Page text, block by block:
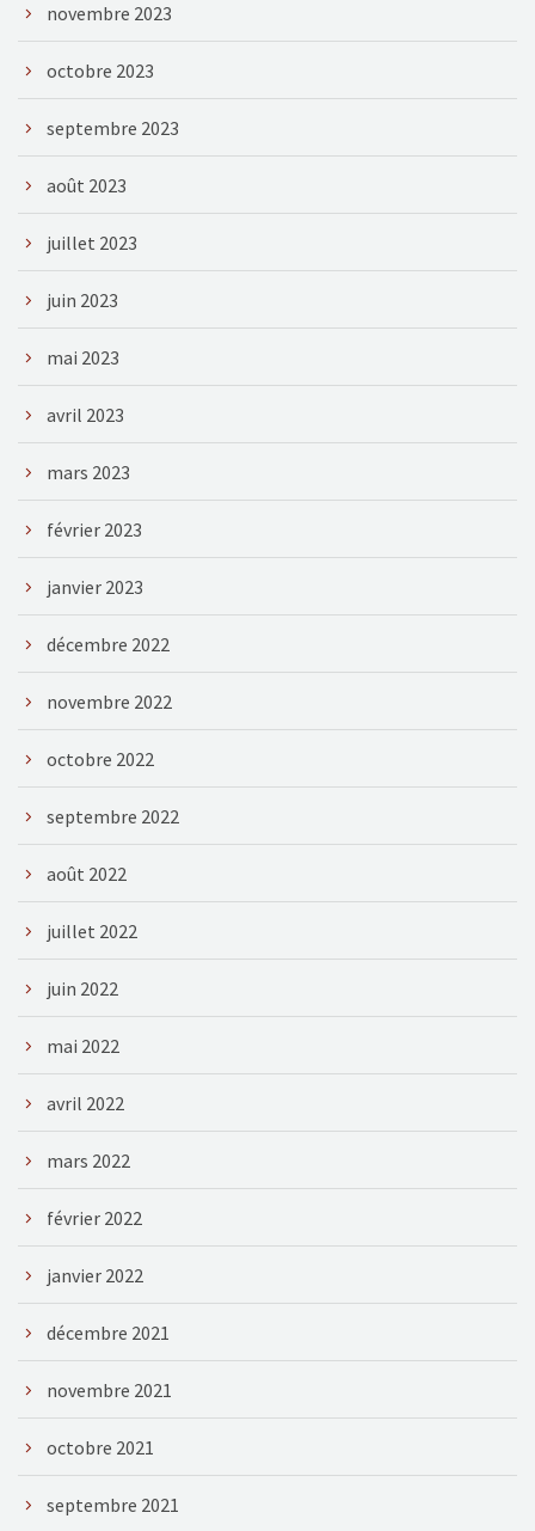
novembre 2023
octobre 2023
septembre 2023
août 2023
juillet 2023
juin 2023
mai 2023
avril 2023
mars 2023
février 2023
janvier 2023
décembre 2022
novembre 2022
octobre 2022
septembre 2022
août 2022
juillet 2022
juin 2022
mai 2022
avril 2022
mars 2022
février 2022
janvier 2022
décembre 2021
novembre 2021
octobre 2021
septembre 2021